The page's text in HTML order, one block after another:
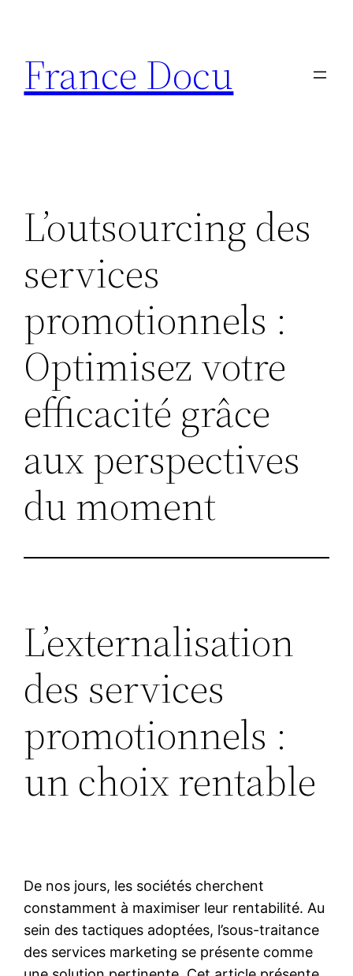
contenu
France Docu
L’outsourcing des
services
promotionnels :
Optimisez votre
efficacité grâce
aux perspectives
du moment
L’externalisation
des services
promotionnels :
un choix rentable
De nos jours, les sociétés cherchent
constamment à maximiser leur rentabilité. Au
sein des tactiques adoptées, l’sous-traitance
des services marketing se présente comme